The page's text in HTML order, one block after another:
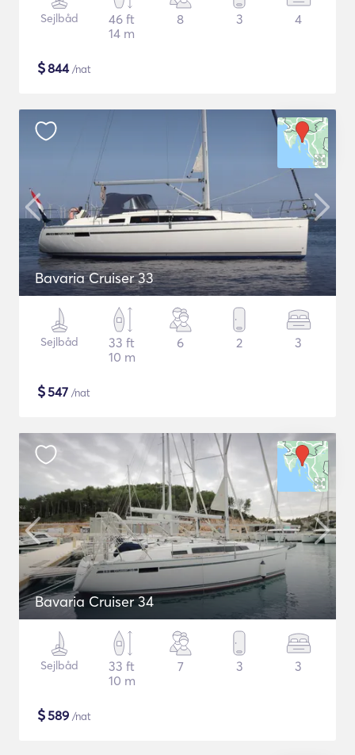
Sejlbåd
46 ft
14 m
8 3 4
$844/nat
Bavaria Cruiser 33
Sejlbåd
33 ft
10 m
6 2 3
$547 /nat
Bavaria Cruiser 34
Sejlbåd
33 ft
10 m
7 3 3
$589 /nat